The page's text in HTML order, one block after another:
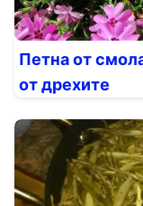
Петна от
от дрехите